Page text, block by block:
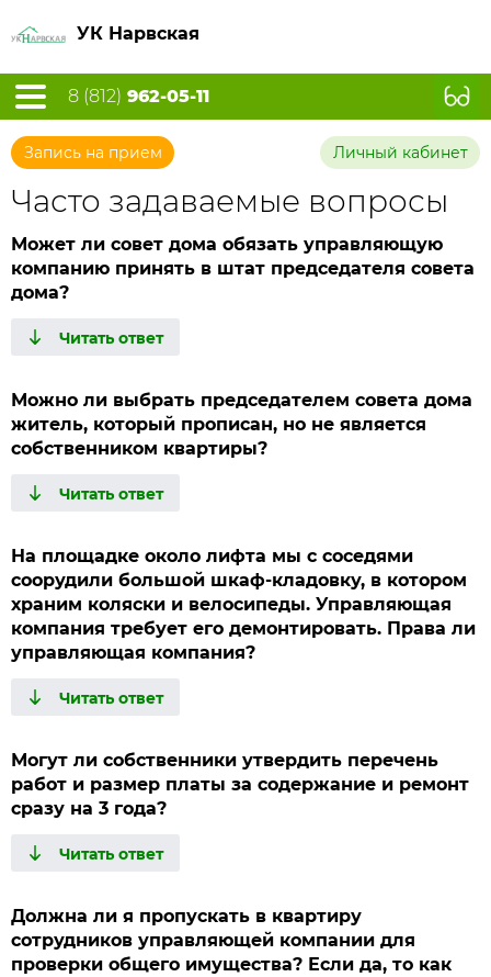
УК Нарвская
8 (812) 962-05-11
Запись на прием Личный кабинет
Часто задаваемые вопросы
Может ли совет дома обязать управляющую
компанию принять в штат председателя совета
дома?
Можно ли выбрать председателем совета дома
житель, который прописан, но не является
собственником квартиры?
На площадке около лифта мы с соседями
соорудили большой шкаф-кладовку, в котором
храним коляски и велосипеды. Управляющая
компания требует его демонтировать. Права ли
управляющая компания?
Могут ли собственники утвердить перечень
работ и размер платы за содержание и ремонт
сразу на 3 года?
Должна ли я пропускать в квартиру
сотрудников управляющей компании для
проверки общего имущества? Если да, то как